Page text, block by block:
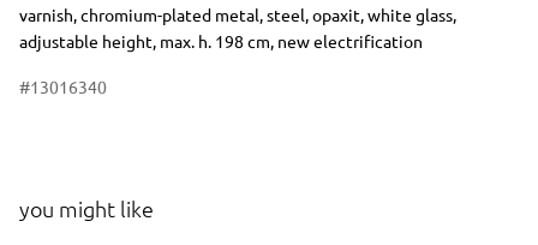
varnish, chromium-plated metal, steel, opaxit, white glass,
adjustable height, max. h. 198 cm, new electrification
#13016340
you might like